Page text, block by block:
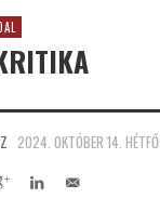
2024. OKTÓBER 14. HÉTFŐ